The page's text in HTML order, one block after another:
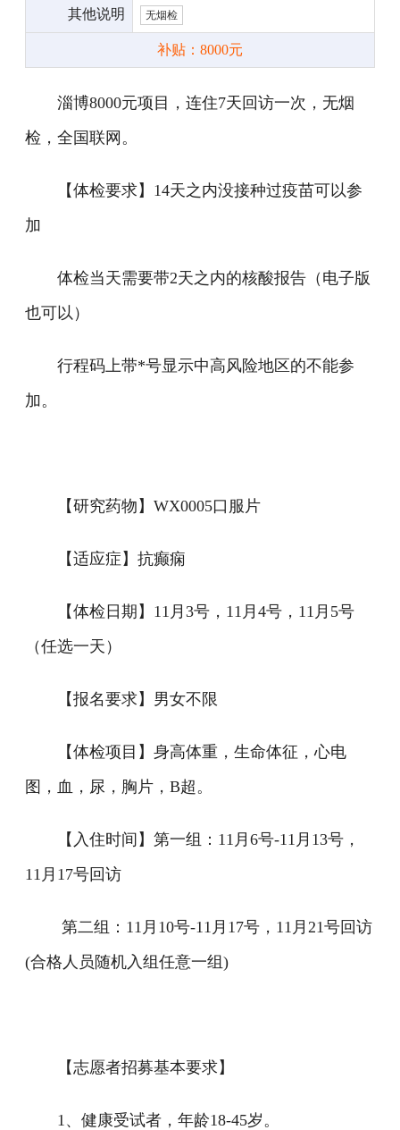
其他说明 无烟检
补贴：8000元
淄博8000元项目，连住7天回访一次，无烟
检，全国联网。
【体检要求】14天之内没接种过疫苗可以参
加
体检当天需要带2天之内的核酸报告（电子版
也可以）
行程码上带*号显示中高风险地区的不能参
加。
【研究药物】WX0005口服片
【适应症】抗癫痫
【体检日期】11月3号，11月4号，11月5号
（任选一天）
【报名要求】男女不限
【体检项目】身高体重，生命体征，心电
图，血，尿，胸片，B超。
【入住时间】第一组：11月6号-11月13号，
11月17号回访
第二组：11月10号-11月17号，11月21号回访
(合格人员随机入组任意一组)
【志愿者招募基本要求】
1、健康受试者，年龄18-45岁。